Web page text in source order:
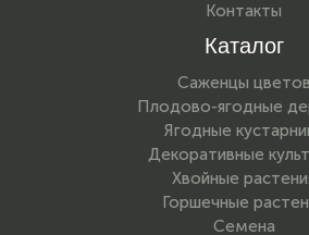
Контакты
Каталог
Саженцы цветов
Плодово-ягодные
Ягодные
Декоративные
Хвойные
Горшечные
Семена